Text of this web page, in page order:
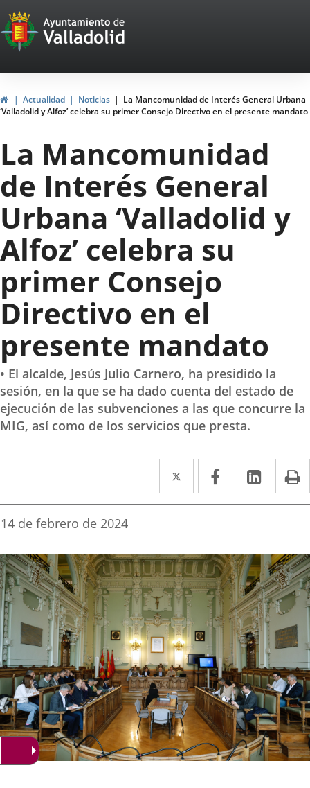
Portal
Web
del
Ayuntamiento
de
Valladolid
HomeActualidad Noticias
La Mancomunidad de Interés General Urbana
‘Valladolid y Alfoz’ celebra su primer Consejo Directivo en el presente mandato
La Mancomunidad
de Interés General
Urbana ‘Valladolid y
Alfoz’ celebra su
primer Consejo
Directivo en el
presente mandato
• El alcalde, Jesús Julio Carnero, ha presidido la
sesión, en la que se ha dado cuenta del estado de
ejecución de las subvenciones a las que concurre la
MIG, así como de los servicios que presta.
Twitter
Enlace
a
aplicación
externa.
Facebook
Enlace
a
aplicación
externa.
Enlace
a
Fecha
la
noticia
14 de febrero de 2024